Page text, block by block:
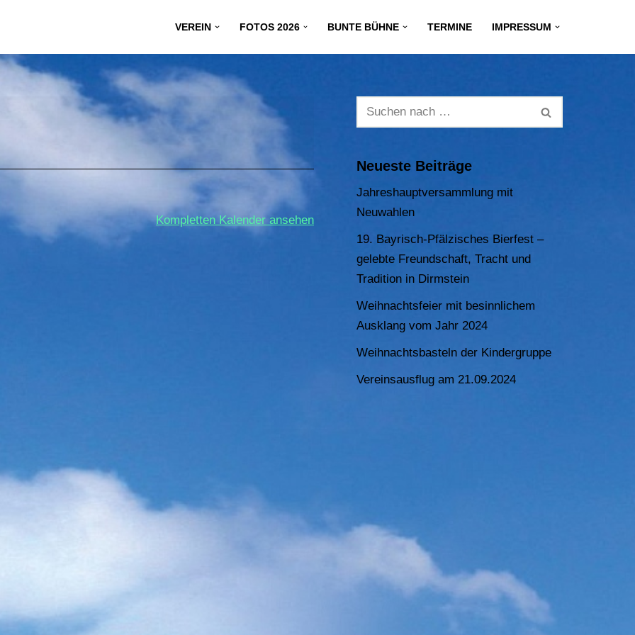
VEREIN FOTOS 2026 BUNTE BÜHNE TERMINE IMPRESSUM
Kompletten Kalender ansehen
Neueste Beiträge
Jahreshauptversammlung mit
Neuwahlen
19. Bayrisch-Pfälzisches Bierfest –
gelebte Freundschaft, Tracht und
Tradition in Dirmstein
Weihnachtsfeier mit besinnlichem
Ausklang vom Jahr 2024
Weihnachtsbasteln der Kindergruppe
Vereinsausflug am 21.09.2024